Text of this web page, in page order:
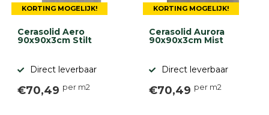
KORTING MOGELIJK!
Cerasolid Aero
90x90x3cm Stilt
Direct leverbaar
€70,49 per m2
KORTING MOGELIJK!
Cerasolid Aurora
90x90x3cm Mist
Direct leverbaar
€70,49 per m2